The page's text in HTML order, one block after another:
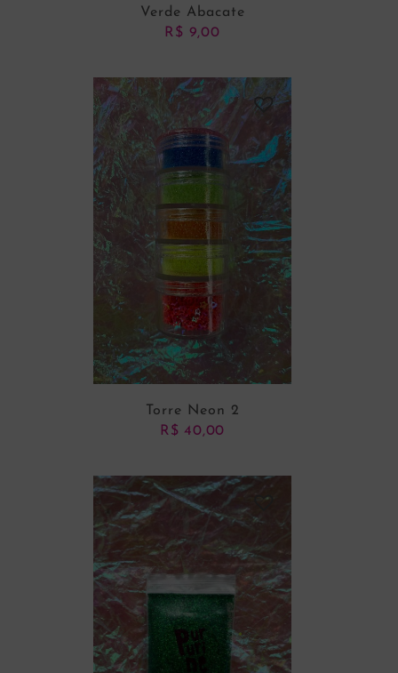
ADICIONAR AO CARRINHO
Verde Abacate
R$ 9,00
ADICIONAR AO CARRINHO
Torre Neon 2
R$ 40,00